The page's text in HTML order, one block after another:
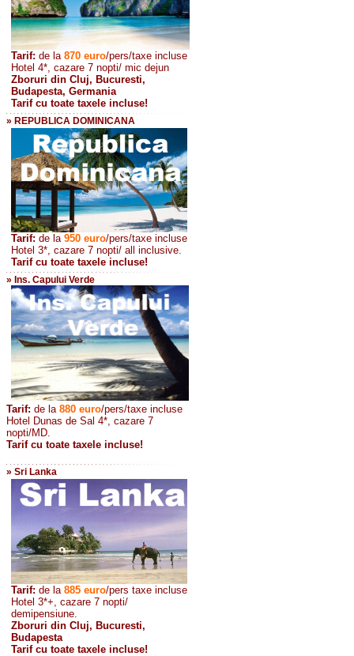
Tarif: de la 870 euro/pers/taxe incluse
Hotel 4*, cazare 7 nopti/ mic dejun
Zboruri din Cluj, Bucuresti,
Budapesta, Germania
Tarif cu toate taxele incluse!
» REPUBLICA DOMINICANA
Tarif: de la 950 euro/pers/taxe incluse
Hotel 3*, cazare 7 nopti/ all inclusive.
Tarif cu toate taxele incluse!
» Ins. Capului Verde
Tarif: de la 880 euro/pers/taxe incluse
Hotel Dunas de Sal 4*, cazare 7
nopti/MD.
Tarif cu toate taxele incluse!
» Sri Lanka
Tarif: de la 885 euro/pers taxe incluse
Hotel 3*+, cazare 7 nopti/
demipensiune.
Zboruri din Cluj, Bucuresti,
Budapesta
Tarif cu toate taxele incluse!